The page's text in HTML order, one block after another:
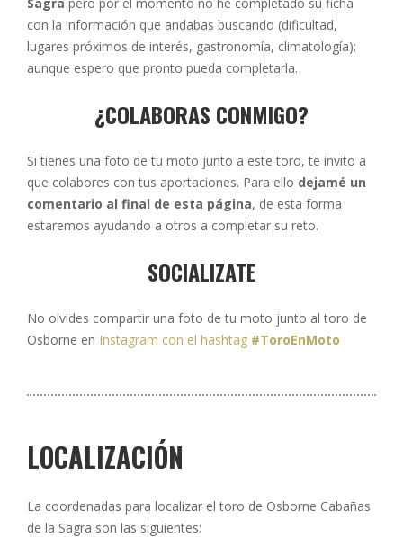
con la información que andabas buscando (dificultad,
lugares próximos de interés, gastronomía, climatología);
aunque espero que pronto pueda completarla.
¿COLABORAS CONMIGO?
Si tienes una foto de tu moto junto a este toro, te invito a
que colabores con tus aportaciones. Para ello dejamé un
comentario al final de esta página, de esta forma
estaremos ayudando a otros a completar su reto.
SOCIALIZATE
No olvides compartir una foto de tu moto junto al toro de
Osborne en Instagram con el hashtag #ToroEnMoto
LOCALIZACIÓN
La coordenadas para localizar el toro de Osborne Cabañas
de la Sagra son las siguientes: